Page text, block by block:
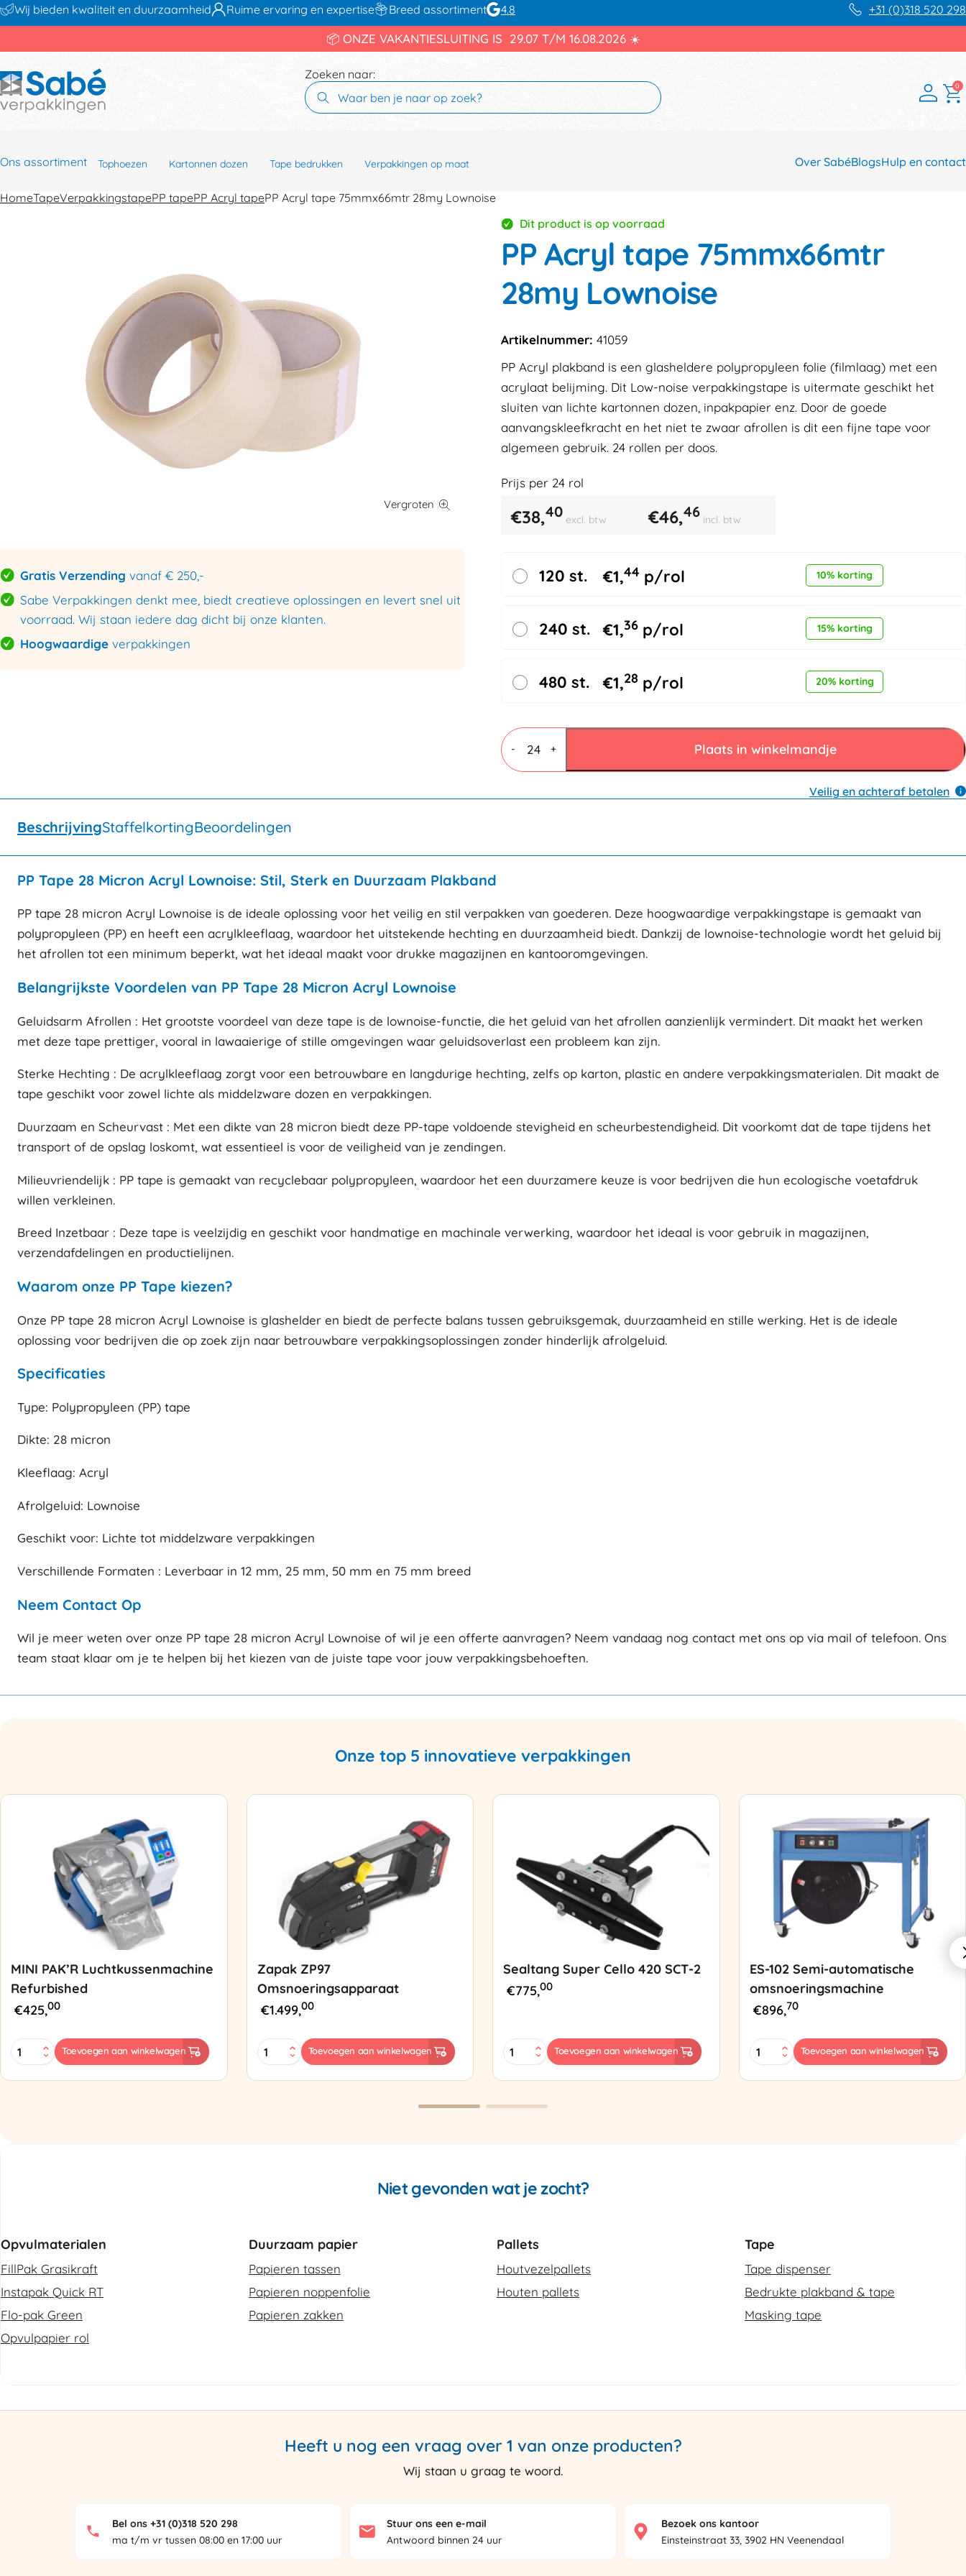
Wij bieden kwaliteit en duurzaamheid Ruime ervaring en expertise Breed assortiment 4.8 +31 (0)318 520 298
📦 ONZE VAKANTIESLUITING IS 29.07 T/M 16.08.2026 ☀️
Zoeken naar:
0
Ons assortiment Over SabéBlogsHulp en contact
Tophoezen Kartonnen dozen Tape bedrukken Verpakkingen op maat
HomeTapeVerpakkingstapePP tapePP Acryl tapePP Acryl tape 75mmx66mtr 28my Lownoise
Gratis Verzending vanaf € 250,-
Sabe Verpakkingen denkt mee, biedt creatieve oplossingen en levert snel uit
voorraad. Wij staan iedere dag dicht bij onze klanten.
Hoogwaardige verpakkingen
Dit product is op voorraad
PP Acryl tape 75mmx66mtr
28my Lownoise
Artikelnummer: 41059
PP Acryl plakband is een glasheldere polypropyleen folie (filmlaag) met een
acrylaat belijming. Dit Low-noise verpakkingstape is uitermate geschikt het
sluiten van lichte kartonnen dozen, inpakpapier enz. Door de goede
aanvangskleefkracht en het niet te zwaar afrollen is dit een fijne tape voor
algemeen gebruik. 24 rollen per doos.
Prijs per 24rol
€38,40 excl. btw €46,46 incl. btw
120 st. €1,44 p/rol 10% korting
240 st. €1,36 p/rol 15% korting
480 st. €1,28 p/rol 20% korting
-
PP
Acryl
tape
75mmx66mtr
Lownoise
+ Plaats in winkelmandje
Veilig en achteraf betalen
BeschrijvingStaffelkortingBeoordelingen
PP Tape 28 Micron Acryl Lownoise: Stil, Sterk en Duurzaam Plakband
PP tape 28 micron Acryl Lownoise is de ideale oplossing voor het veilig en stil verpakken van goederen. Deze hoogwaardige verpakkingstape is gemaakt van
polypropyleen (PP) en heeft een acrylkleeflaag, waardoor het uitstekende hechting en duurzaamheid biedt. Dankzij de lownoise-technologie wordt het geluid bij
het afrollen tot een minimum beperkt, wat het ideaal maakt voor drukke magazijnen en kantooromgevingen.
Belangrijkste Voordelen van PP Tape 28 Micron Acryl Lownoise
Geluidsarm Afrollen : Het grootste voordeel van deze tape is de lownoise-functie, die het geluid van het afrollen aanzienlijk vermindert. Dit maakt het werken
met deze tape prettiger, vooral in lawaaierige of stille omgevingen waar geluidsoverlast een probleem kan zijn.
Sterke Hechting : De acrylkleeflaag zorgt voor een betrouwbare en langdurige hechting, zelfs op karton, plastic en andere verpakkingsmaterialen. Dit maakt de
tape geschikt voor zowel lichte als middelzware dozen en verpakkingen.
Duurzaam en Scheurvast : Met een dikte van 28 micron biedt deze PP-tape voldoende stevigheid en scheurbestendigheid. Dit voorkomt dat de tape tijdens het
transport of de opslag loskomt, wat essentieel is voor de veiligheid van je zendingen.
Milieuvriendelijk : PP tape is gemaakt van recyclebaar polypropyleen, waardoor het een duurzamere keuze is voor bedrijven die hun ecologische voetafdruk
willen verkleinen.
Breed Inzetbaar : Deze tape is veelzijdig en geschikt voor handmatige en machinale verwerking, waardoor het ideaal is voor gebruik in magazijnen,
verzendafdelingen en productielijnen.
Waarom onze PP Tape kiezen?
Onze PP tape 28 micron Acryl Lownoise is glashelder en biedt de perfecte balans tussen gebruiksgemak, duurzaamheid en stille werking. Het is de ideale
oplossing voor bedrijven die op zoek zijn naar betrouwbare verpakkingsoplossingen zonder hinderlijk afrolgeluid.
Specificaties
Type: Polypropyleen (PP) tape
Dikte: 28 micron
Kleeflaag: Acryl
Afrolgeluid: Lownoise
Geschikt voor: Lichte tot middelzware verpakkingen
Verschillende Formaten : Leverbaar in 12 mm, 25 mm, 50 mm en 75 mm breed
Neem Contact Op
Wil je meer weten over onze PP tape 28 micron Acryl Lownoise of wil je een offerte aanvragen? Neem vandaag nog contact met ons op via mail of telefoon. Ons
team staat klaar om je te helpen bij het kiezen van de juiste tape voor jouw verpakkingsbehoeften.
Onze top 5 innovatieve verpakkingen
MINI PAK’R Luchtkussenmachine
Refurbished
€425,00
MINI
PAK'R
Toevoegen aan winkelwagen
Zapak ZP97
Omsnoeringsapparaat
€1.499,00
Zapak
ZP97
Toevoegen aan winkelwagen
Sealtang Super Cello 420 SCT-2
€775,00
Sealtang
Super
Toevoegen aan winkelwagen
ES-102 Semi-automatische
omsnoeringsmachine
€896,70
ES-
102
Toevoegen aan winkelwagen
Niet gevonden wat je zocht?
Opvulmaterialen
FillPak Grasikraft
Instapak Quick RT
Flo-pak Green
Opvulpapier rol
Duurzaam papier
Papieren tassen
Papieren noppenfolie
Papieren zakken
Pallets
Houtvezelpallets
Houten pallets
Tape
Tape dispenser
Bedrukte plakband & tape
Masking tape
Heeft u nog een vraag over 1 van onze producten?
Wij staan u graag te woord.
Bel ons +31 (0)318 520 298
ma t/m vr tussen 08:00 en 17:00 uur
Stuur ons een e-mail
Antwoord binnen 24 uur
Bezoek ons kantoor
Einsteinstraat 33, 3902 HN Veenendaal